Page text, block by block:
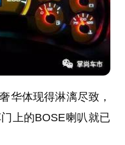
华体现得淋漓尽致，
上的BOSE喇叭就已